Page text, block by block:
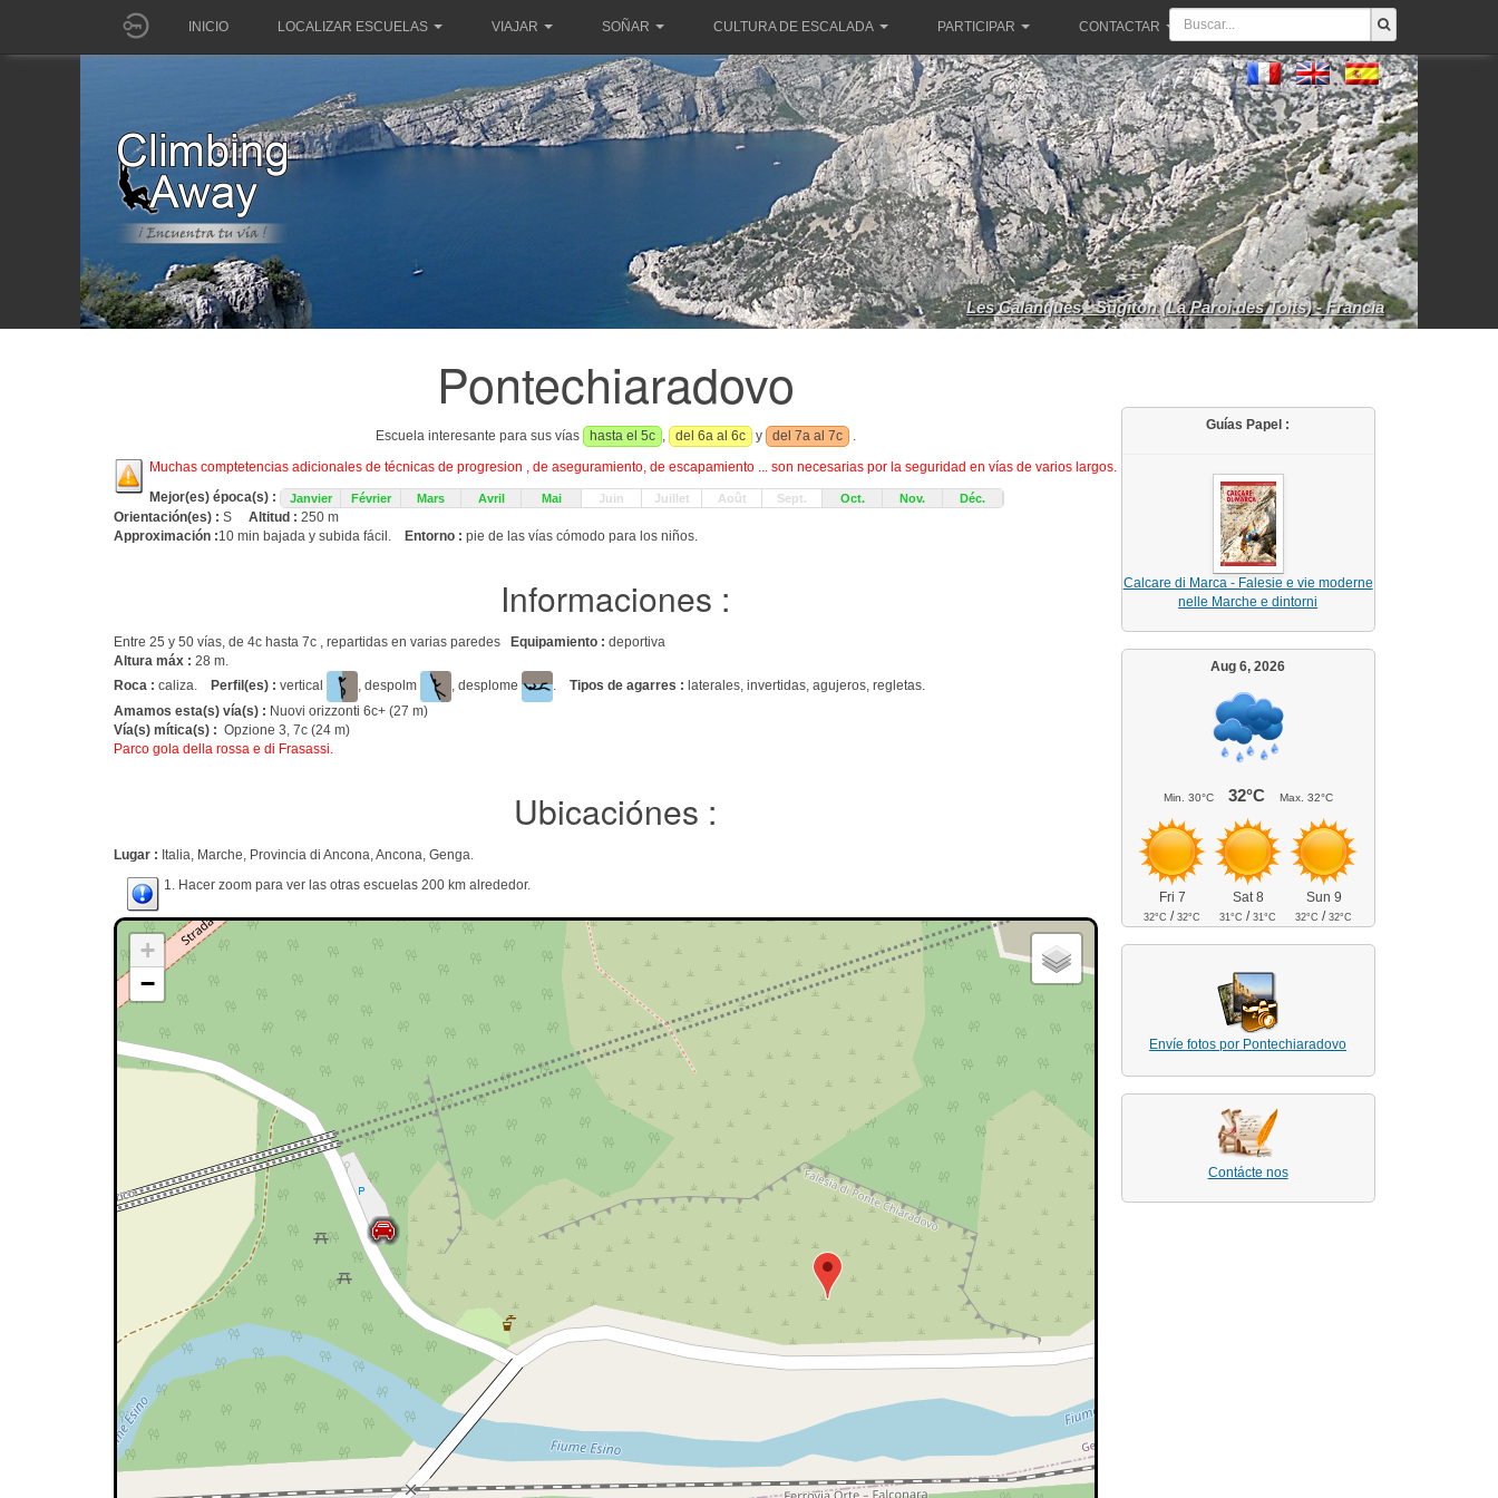
INICIO LOCALIZAR ESCUELAS VIAJAR SOÑAR CULTURA DE ESCALADA PARTICIPAR CONTACTAR
Les Calanques - Sugiton (La Paroi des Toits) - Francia
Pontechiaradovo
Escuela interesante para sus vías hasta el 5c , del 6a al 6c y del 7a al 7c
.
Muchas comptetencias adicionales de técnicas de progresion , de aseguramiento, de escapamiento ... son necesarias por la seguridad en vías de varios largos.
Mejor(es) época(s) :
Janvier Février Mars Avril Mai Juin Juillet Août Sept. Oct. Nov. Déc.
Orientación(es) : S Altitud : 250 m
Approximación :10 min bajada y subida fácil. Entorno : pie de las vías cómodo para los niños.
Informaciones :
Entre 25 y 50 vías, de 4c hasta 7c , repartidas en varias paredes Equipamiento : deportiva
Altura máx : 28 m.
Roca : caliza. Perfil(es) : vertical , despolm , desplome . Tipos de agarres : laterales, invertidas, agujeros, regletas.
Amamos esta(s) vía(s) : Nuovi orizzonti 6c+ (27 m)
Vía(s) mítica(s) : Opzione 3, 7c (24 m)
Parco gola della rossa e di Frasassi.
Ubicaciónes :
Lugar : Italia, Marche, Provincia di Ancona, Ancona, Genga.
1. Hacer zoom para ver las otras escuelas 200 km alrededor.
+
−
Guías Papel :
Calcare di Marca - Falesie e vie moderne
nelle Marche e dintorni
Aug 6, 2026
Min. 30°C 32°C Max. 32°C
Fri 7
32°C /32°C
Sat 8
31°C /31°C
Sun 9
32°C /32°C
Envíe fotos por Pontechiaradovo
Contácte nos